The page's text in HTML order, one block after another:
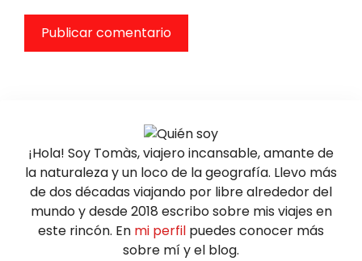
¡Hola! Soy Tomàs, viajero incansable, amante de
la naturaleza y un loco de la geografía. Llevo más
de dos décadas viajando por libre alrededor del
mundo y desde 2018 escribo sobre mis viajes en
este rincón. En mi perfil puedes conocer más
sobre mí y el blog.